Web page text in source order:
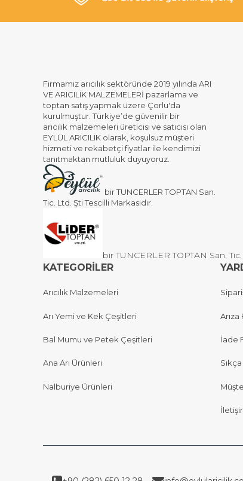
Firmamız arıcılık sektöründe 2019 yılında ARI
VE ARICILIK MALZEMELERİ pazarlama ve
toptan satış yapmak üzere Çorlu'da
kurulmuştur. Türkiye’de güvenilir bir
arıcılık malzemeleri üreticisi ve satıcısı olan
EYLÜL ARICILIK olarak, koşulsuz müşteri
hizmeti ve rekabetçi fiyatlar ile kendimizi
tanıtmaktan mutluluk duyuyoruz.
bir TUNCERLER TOPTAN San.
Tic. Ltd. Şti Tescilli Markasıdır.
bir TUNCERLER TOPTAN San.
KATEGORİLER
Arıcılık Malzemeleri
Arı Yemi ve Kek Çeşitleri
Bal Mumu ve Petek Çeşitleri
Ana Arı Ürünleri
Nalburiye Ürünleri
Arıza
İade